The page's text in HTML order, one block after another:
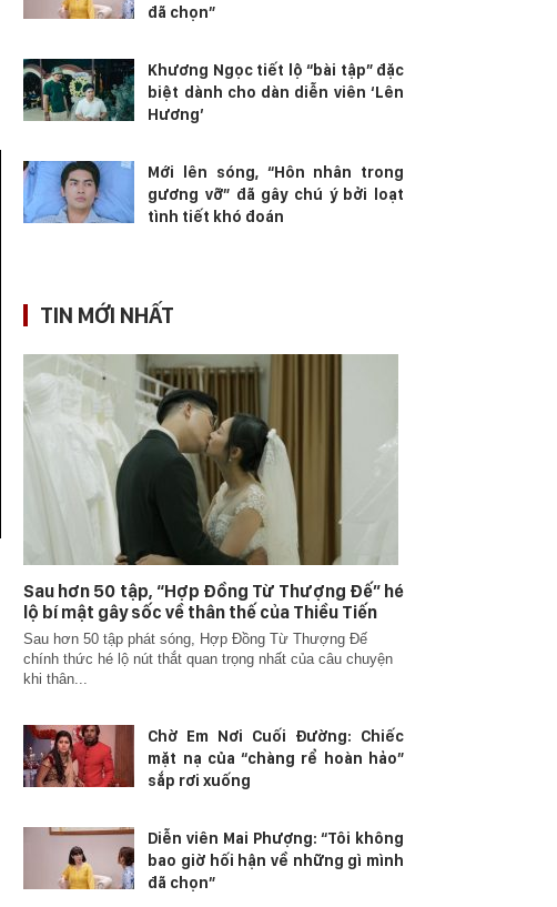
đã chọn”
Khương Ngọc tiết lộ “bài tập” đặc
biệt dành cho dàn diễn viên ‘Lên
Hương’
Mới lên sóng, “Hôn nhân trong
gương vỡ” đã gây chú ý bởi loạt
tình tiết khó đoán
TIN MỚI NHẤT
Sau hơn 50 tập, “Hợp Đồng Từ Thượng Đế” hé
lộ bí mật gây sốc về thân thế của Thiều Tiến
Sau hơn 50 tập phát sóng, Hợp Đồng Từ Thượng Đế
chính thức hé lộ nút thắt quan trọng nhất của câu chuyện
khi thân...
Chờ Em Nơi Cuối Đường: Chiếc
mặt nạ của “chàng rể hoàn hảo”
sắp rơi xuống
Diễn viên Mai Phượng: “Tôi không
bao giờ hối hận về những gì mình
đã chọn”